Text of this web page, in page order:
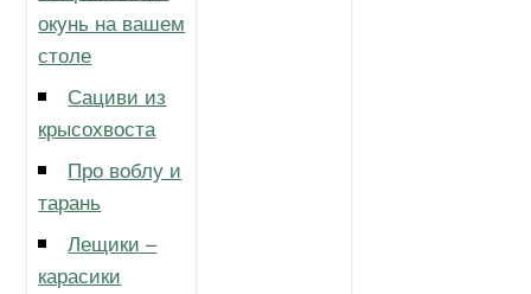
окунь на вашем
столе
Сациви из
крысохвоста
Про воблу и
тарань
Лещики –
карасики